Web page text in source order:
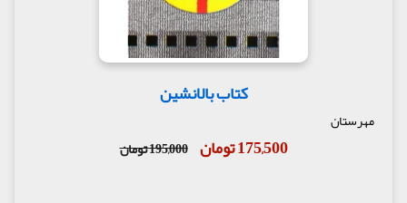
کتاب بالانشین
مهرستان
175,500 تومان 195,000 تومان